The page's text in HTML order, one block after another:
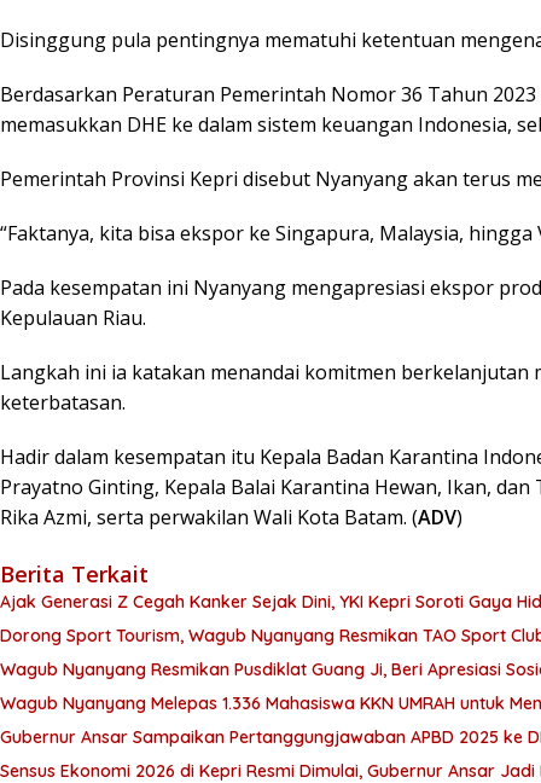
Disinggung pula pentingnya mematuhi ketentuan
Berdasarkan Peraturan Pemerintah Nomor 36 Tahun
memasukkan DHE ke dalam sistem keuangan Indonesia,
Pemerintah Provinsi Kepri disebut Nyanyang akan terus
“Faktanya, kita bisa ekspor ke Singapura, Malaysia,
Pada kesempatan ini Nyanyang mengapresiasi ekspor
Kepulauan Riau.
Langkah ini ia katakan menandai komitmen
keterbatasan.
Hadir dalam kesempatan itu Kepala Badan Karantina
Prayatno Ginting, Kepala Balai Karantina Hewan, Ikan,
Rika Azmi, serta perwakilan Wali Kota Batam. (ADV)
Berita Terkait
Ajak Generasi Z Cegah Kanker Sejak Dini, YKI Kepri Soroti Gaya
Dorong Sport Tourism, Wagub Nyanyang Resmikan TAO Sport
Wagub Nyanyang Resmikan Pusdiklat Guang Ji, Beri Apresiasi
Wagub Nyanyang Melepas 1.336 Mahasiswa KKN UMRAH untuk
Gubernur Ansar Sampaikan Pertanggungjawaban APBD 2025 ke
Sensus Ekonomi 2026 di Kepri Resmi Dimulai, Gubernur Ansar